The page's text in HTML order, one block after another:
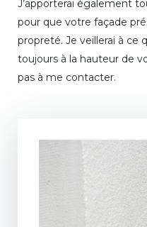
J’apporterai également
pour que votre façade
propreté. Je veillerai à ce
toujours à la hauteur de
pas à me contacter.